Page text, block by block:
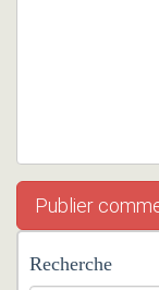
Recherche